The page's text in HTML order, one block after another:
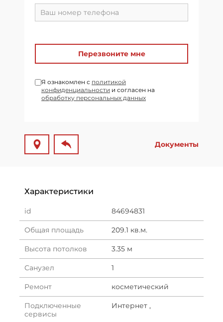
Перезвоните мне
Я ознакомлен с политикой
конфиденциальности и согласен на
обработку персональных данных
Документы
Характеристики
id 84694831
Общая площадь 209.1 кв.м.
Высота потолков 3.35 м
Санузел 1
Ремонт косметический
Подключенные
сервисы
Интернет ,